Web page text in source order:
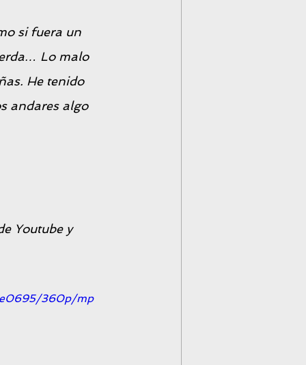
si fuera un
Lo malo
He tenido
andares algo
Youtube y
360p/mp